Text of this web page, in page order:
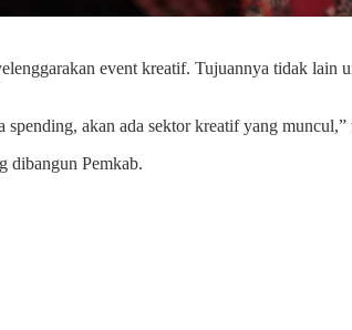
event kreatif. Tujuannya tidak lain
akan ada sektor kreatif yang
dibangun Pemkab.